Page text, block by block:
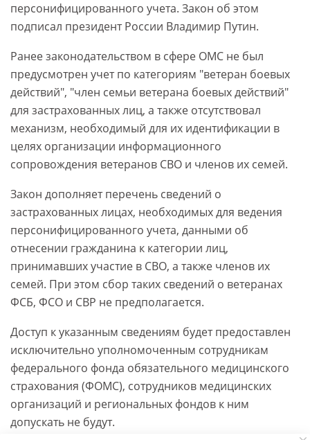
персонифицированного учета. Закон об этом
подписал президент России Владимир Путин.
Ранее законодательством в сфере ОМС не был
предусмотрен учет по категориям "ветеран боевых
действий", "член семьи ветерана боевых действий"
для застрахованных лиц, а также отсутствовал
механизм, необходимый для их идентификации в
целях организации информационного
сопровождения ветеранов СВО и членов их семей.
Закон дополняет перечень сведений о
застрахованных лицах, необходимых для ведения
персонифицированного учета, данными об
отнесении гражданина к категории лиц,
принимавших участие в СВО, а также членов их
семей. При этом сбор таких сведений о ветеранах
ФСБ, ФСО и СВР не предполагается.
Доступ к указанным сведениям будет предоставлен
исключительно уполномоченным сотрудникам
федерального фонда обязательного медицинского
страхования (ФОМС), сотрудников медицинских
организаций и региональных фондов к ним
допускать не будут.